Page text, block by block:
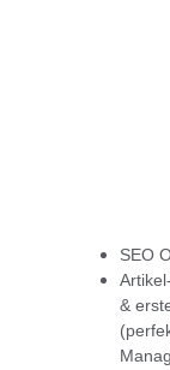
SEO
&